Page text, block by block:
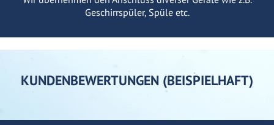
Geschirrspüler, Spüle etc.
KUNDENBEWERTUNGEN (BEISPIELHAFT)